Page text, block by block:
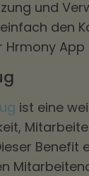
und
den
Hrmony App
ist eine
Benefit